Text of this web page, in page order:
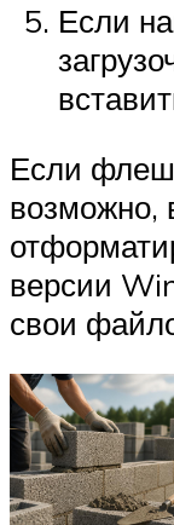
Если
Если
возможно,
версии
свои